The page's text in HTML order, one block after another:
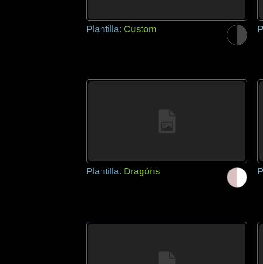
Plantilla: Custom
Plantilla: Dragóns